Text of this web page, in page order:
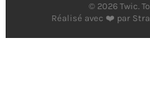
© 2026Twic.
Réalisé avec ❤️ par